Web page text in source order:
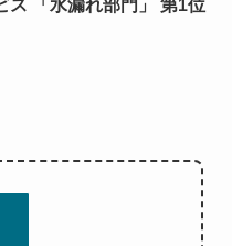
ス 「水漏れ部門」 第1位